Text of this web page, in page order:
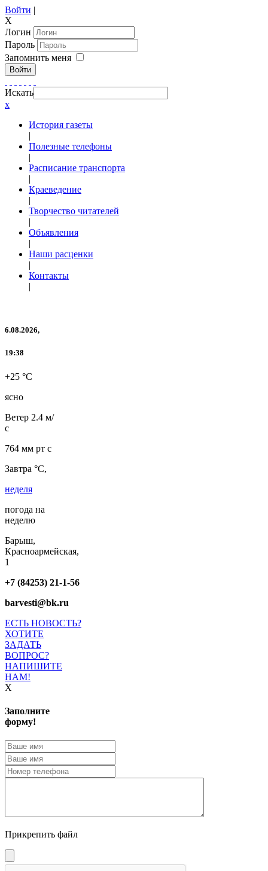
Войти |
X
Логин
Пароль
Запомнить меня
Войти
Искать
x
История газеты
|
Полезные телефоны
|
Расписание транспорта
|
Краеведение
|
Творчество читателей
|
Объявления
|
Наши расценки
|
Контакты
|
6.08.2026,
19:38
+25 °C
ясно
Ветер 2.4 м/
с
764 мм рт с
Завтра °C,
неделя
погода на
неделю
Барыш,
Красноармейская,
1
+7 (84253) 21-1-56
barvesti@bk.ru
ЕСТЬ НОВОСТЬ?
ХОТИТЕ
ЗАДАТЬ
ВОПРОС?
НАПИШИТЕ
НАМ!
X
Заполните
форму!
Прикрепить файл